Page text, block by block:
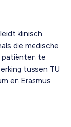
klinisch
die medische
patiënten te
tussen TU
en Erasmus